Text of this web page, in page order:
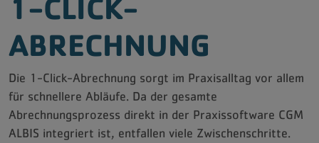
ABRECHNUNG
Die 1-Click-Abrechnung sorgt im Praxisalltag vor allem
für schnellere Abläufe. Da der gesamte
Abrechnungsprozess direkt in der Praxissoftware CGM
ALBIS integriert ist, entfallen viele Zwischenschritte.